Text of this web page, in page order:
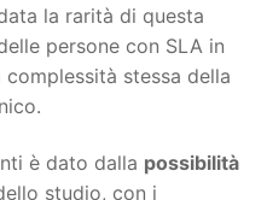
la rarità di questa
persone con SLA in
stessa della
è dato dalla possibilità
studio, con i